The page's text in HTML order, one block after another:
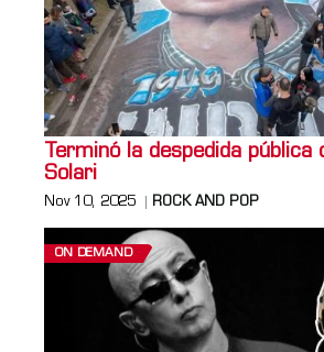
Terminó la despedida pública
Solari
Nov 10, 2025 ROCK AND POP
ON DEMAND